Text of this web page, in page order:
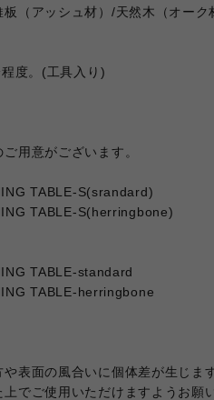
板（アッシュ材）/天然木（オーク
度。(工具入り)
用意がございます。
TABLE-S(srandard)
TABLE-S(herringbone)
TABLE-standard
TABLE-herringbone
表面の風合いに個体差が生じます
でご使用いただけますようお願